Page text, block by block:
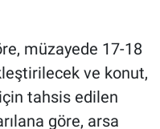
müzayede 17-18
ve konut,
tahsis edilen
göre, arsa